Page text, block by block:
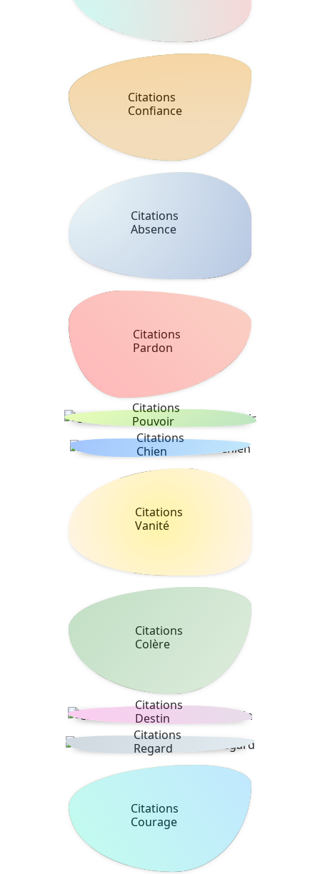
Citations
Confiance
Citations
Absence
Citations
Pardon
Citations
Pouvoir
Citations
Chien
Citations
Vanité
Citations
Colère
Citations
Destin
Citations
Regard
Citations
Courage